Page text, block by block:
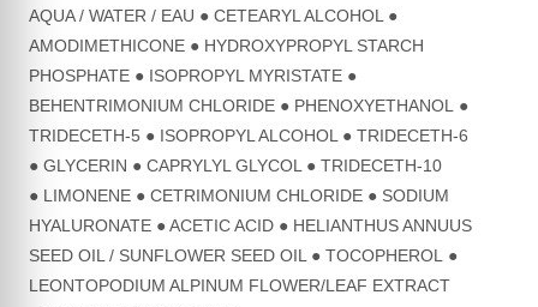
AQUA / WATER / EAU ● CETEARYL ALCOHOL ●
AMODIMETHICONE ● HYDROXYPROPYL STARCH
PHOSPHATE ● ISOPROPYL MYRISTATE ●
BEHENTRIMONIUM CHLORIDE ● PHENOXYETHANOL ●
TRIDECETH-5 ● ISOPROPYL ALCOHOL ● TRIDECETH-6
● GLYCERIN ● CAPRYLYL GLYCOL ● TRIDECETH-10
● LIMONENE ● CETRIMONIUM CHLORIDE ● SODIUM
HYALURONATE ● ACETIC ACID ● HELIANTHUS ANNUUS
SEED OIL / SUNFLOWER SEED OIL ● TOCOPHEROL ●
LEONTOPODIUM ALPINUM FLOWER/LEAF EXTRACT